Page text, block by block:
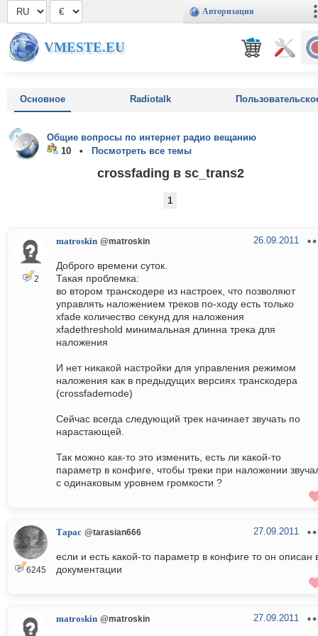
Авторизация
VMESTE.EU
Основное Radiotalk
Общие вопросы по интернет радио вещанию
10 •
Посмотреть все темы
crossfading в sc_trans2
1
2
matroskin @matroskin 26.09.2011
Доброго времени суток.
Такая проблемка:
во втором транскодере из настроек, что позволяют
управлять наложением треков по-ходу есть только
xfade количество секунд для наложения
xfadethreshold минимальная длинна трека для
наложения
И нет никакой настройки для управления режимом
наложения как в предыдущих версиях транскодера
(crossfademode)
Сейчас всегда следующий трек начинает звучать по
нарастающей.
Так можно как-то это изменить, есть ли какой-то
параметр в конфиге, чтобы треки при наложении
с одинаковым уровнем громкости ?
6245
Тарас @tarasian666 27.09.2011
если и есть какой-то параметр в конфиге то он описан
документации
matroskin @matroskin 27.09.2011